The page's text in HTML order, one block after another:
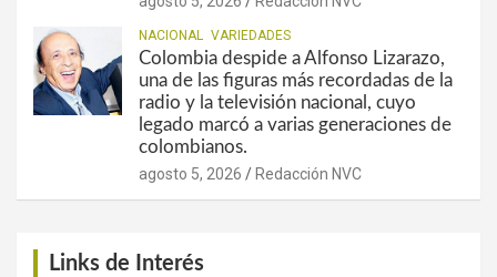
NACIONAL VARIEDADES
Colombia despide a Alfonso Lizarazo,
una de las figuras más recordadas de la
radio y la televisión nacional, cuyo
legado marcó a varias generaciones de
colombianos.
agosto 5, 2026 Redacción NVC
Links de Interés